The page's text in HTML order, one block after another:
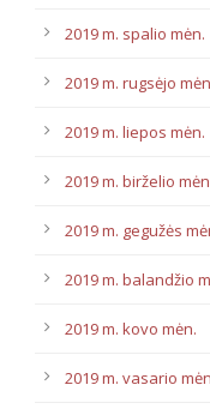
2019 m. spalio mėn.
2019 m. rugsėjo
2019 m. liepos mėn.
2019 m. birželio
2019 m. gegužės
2019 m. balandžio
2019 m. kovo mėn.
2019 m. vasario